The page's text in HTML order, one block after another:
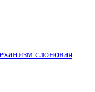
слоновая